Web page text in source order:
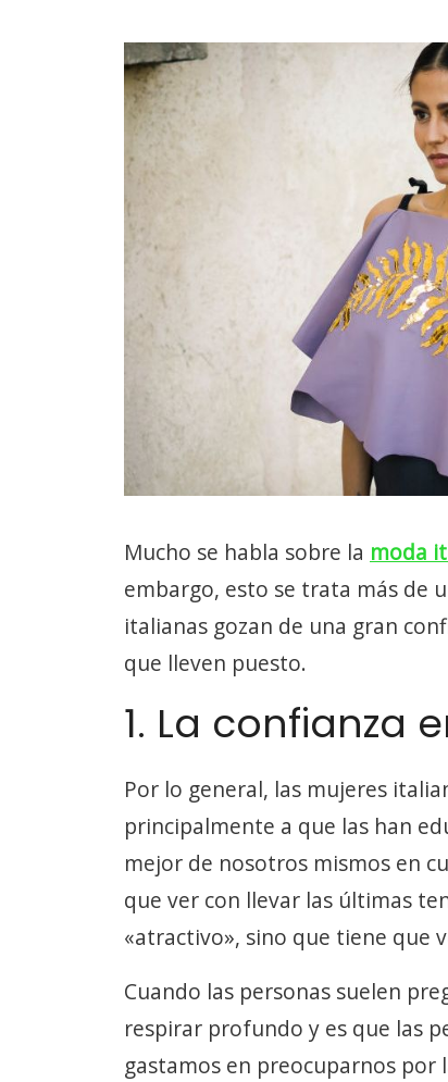
Mucho se habla sobre la moda
embargo, esto se trata más de
italianas gozan de una gran
que lleven puesto.
1. La confianza
Por lo general, las mujeres
principalmente a que las han
mejor de nosotros mismos en
que ver con llevar las últimas
«atractivo», sino que tiene que
Cuando las personas suelen
respirar profundo y es que las
gastamos en preocuparnos por